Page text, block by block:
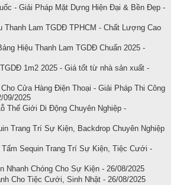
- Giải Pháp Mặt Dựng Hiện Đại & Bền Đẹp -
Thanh Lam TGDĐ TPHCM - Chất Lượng Cao
Hiệu Thanh Lam TGDĐ Chuẩn 2025 -
1m2 2025 - Giá tốt từ nhà sản xuất -
Cửa Hàng Điện Thoại - Giải Pháp Thi Công
09/2025
Thế Giới Di Động Chuyên Nghiệp -
Trang Trí Sự Kiện, Backdrop Chuyên Nghiệp
Tấm Sequin Trang Trí Sự Kiện, Tiệc Cưới -
Nhanh Chóng Cho Sự Kiện - 26/08/2025
Cho Tiệc Cưới, Sinh Nhật - 26/08/2025